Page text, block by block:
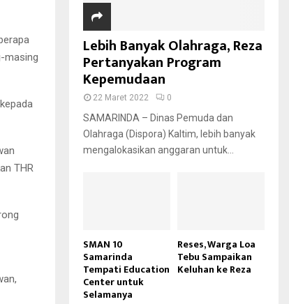
masing
THR
Lebih Banyak Olahraga, Reza
Pertanyakan Program
Kepemudaan
22 Maret 2022 0
SAMARINDA – Dinas Pemuda dan
Olahraga (Dispora) Kaltim, lebih banyak
mengalokasikan anggaran untuk...
SMAN 10
Samarinda
Tempati Education
Center untuk
Selamanya
Reses, Warga Loa
Tebu Sampaikan
Keluhan ke Reza